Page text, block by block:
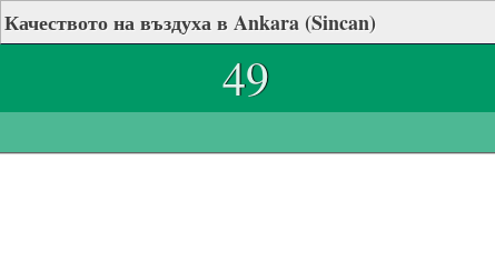
Качеството на въздуха в Ankara (Sincan)
49